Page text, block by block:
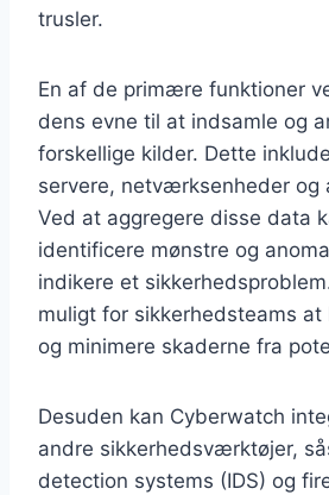
trusler.
En af de primære funktioner
dens evne til at indsamle og
forskellige kilder. Dette
servere, netværksenheder og
Ved at aggregere disse data
identificere mønstre og
indikere et
muligt for sikkerhedsteams
og minimere skaderne fra
Desuden kan Cyberwatch
andre sikkerhedsværktøjer,
detection systems (IDS) og